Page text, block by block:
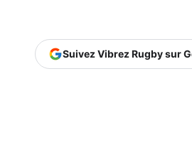
Suivez Vibrez Rugby sur